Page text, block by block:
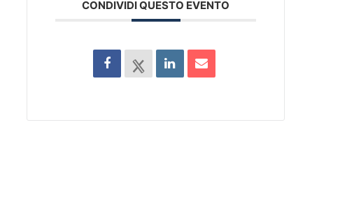
CONDIVIDI QUESTO EVENTO